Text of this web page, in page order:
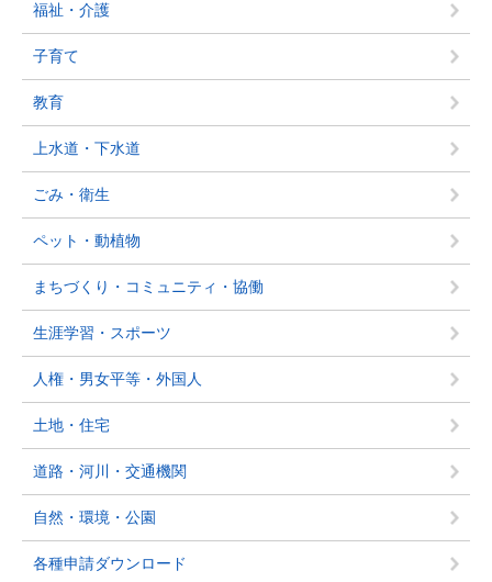
福祉・介護
子育て
教育
上水道・下水道
ごみ・衛生
ペット・動植物
まちづくり・コミュニティ・協働
生涯学習・スポーツ
人権・男女平等・外国人
土地・住宅
道路・河川・交通機関
自然・環境・公園
各種申請ダウンロード